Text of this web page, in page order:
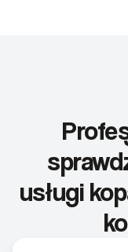
usługi